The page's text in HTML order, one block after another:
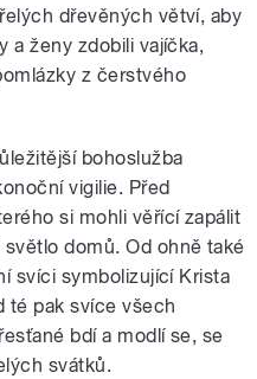
dřevěných větví, aby
a ženy zdobili vajíčka,
z čerstvého
bohoslužba
vigilie. Před
si mohli věřící zapálit
domů. Od ohně také
svíci symbolizující Krista
té pak svíce všech
bdí a modlí se, se
svátků.